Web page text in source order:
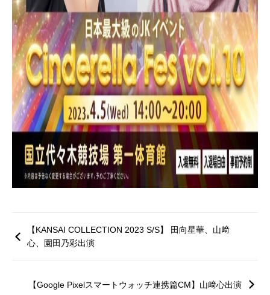
【KANSAI COLLECTION 2023 S/S】 田向星華、山﨑
心、園田乃彩出演
【Google Pixelスマートウォッチ連携篇CM】山﨑心出演